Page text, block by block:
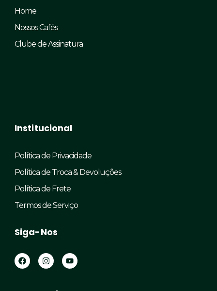
Home
Nossos Cafés
Clube de Assinatura
Institucional
Política de Privacidade
Política de Troca & Devoluções
Política de Frete
Termos de Serviço
Siga-Nos
F
a
I
n
Y
o